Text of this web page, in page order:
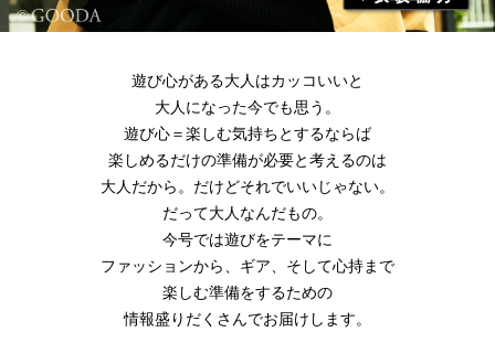
遊び心がある大人はカッコいいと
大人になった今でも思う。
遊び心＝楽しむ気持ちとするならば
楽しめるだけの準備が必要と考えるのは
大人だから。だけどそれでいいじゃない。
だって大人なんだもの。
今号では遊びをテーマに
ファッションから、ギア、そして心持まで
楽しむ準備をするための
情報盛りだくさんでお届けします。